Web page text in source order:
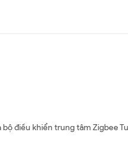
điều khiển trung tâm Zigbee